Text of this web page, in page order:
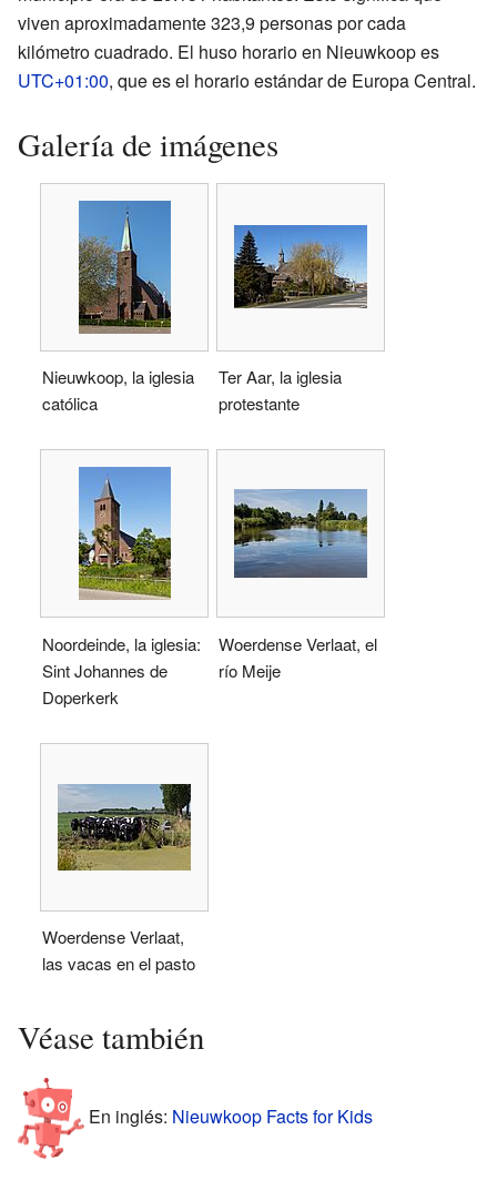
viven aproximadamente 323,9 personas por cada
kilómetro cuadrado. El huso horario en Nieuwkoop es
UTC+01:00, que es el horario estándar de Europa Central.
Galería de imágenes
Nieuwkoop, la iglesia
católica
Ter Aar, la iglesia
protestante
Noordeinde, la iglesia:
Sint Johannes de
Doperkerk
Woerdense Verlaat, el
río Meije
Woerdense Verlaat,
las vacas en el pasto
Véase también
En inglés: Nieuwkoop Facts for Kids